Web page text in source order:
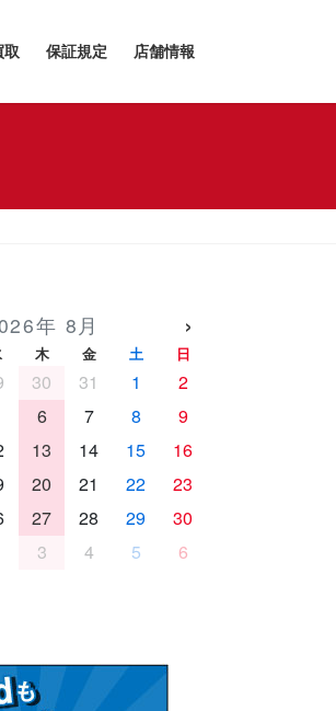
取 保証規定 店舗情報
年 8月 ›
木 金 土 日
30 31 1
2
6 7 8
9
13 14 15
16
20 21 22
23
27 28 29
30
3 4 5 6